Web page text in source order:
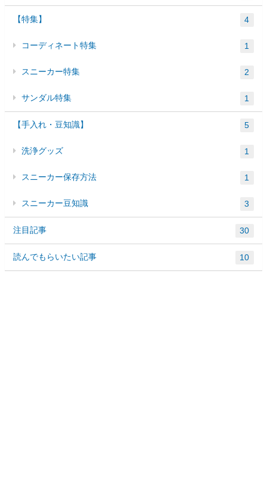
【特集】 4
コーディネート特集 1
スニーカー特集 2
サンダル特集 1
【手入れ・豆知識】 5
洗浄グッズ 1
スニーカー保存方法 1
スニーカー豆知識 3
注目記事 30
読んでもらいたい記事 10